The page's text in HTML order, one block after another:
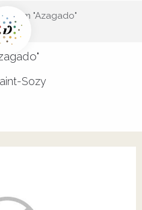
Film "Azagado"
Sozy